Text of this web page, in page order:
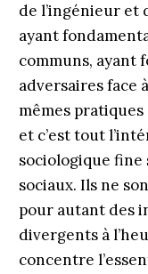
de l’ingénieur et
ayant
communs, ayant
adversaires face
mêmes
et c’est tout
sociologique
sociaux. Ils ne
pour autant des
divergents à
concentre